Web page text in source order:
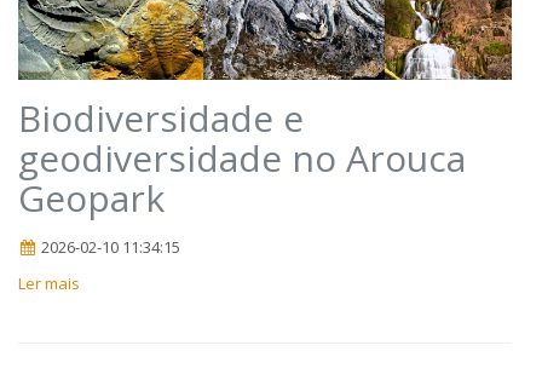
Biodiversidade e
geodiversidade no Arouca
Geopark
2026-02-10 11:34:15
Ler mais